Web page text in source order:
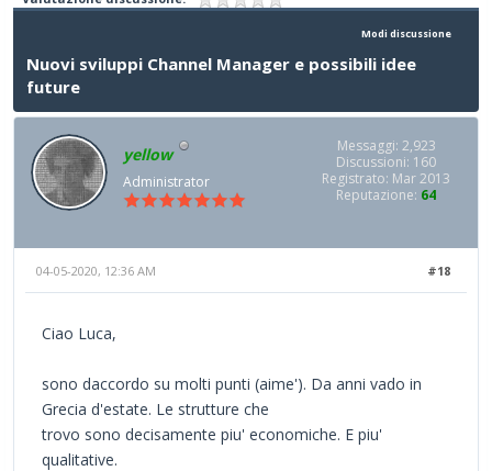
Modi discussione
Nuovi sviluppi Channel Manager e possibili idee
future
yellow
Administrator
Messaggi: 2,923
Discussioni: 160
Registrato: Mar 2013
Reputazione: 64
#18
04-05-2020, 12:36 AM
Ciao Luca,
sono daccordo su molti punti (aime'). Da anni vado in
Grecia d'estate. Le strutture che
trovo sono decisamente piu' economiche. E piu'
qualitative.